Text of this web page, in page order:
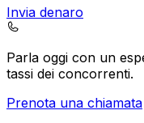
Invia denaro
Parla oggi con un
tassi dei concorrenti.
Prenota una chiamata